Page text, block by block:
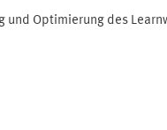
Optimierung des